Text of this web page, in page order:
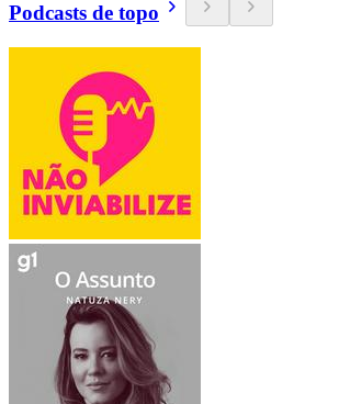
Podcasts de topo